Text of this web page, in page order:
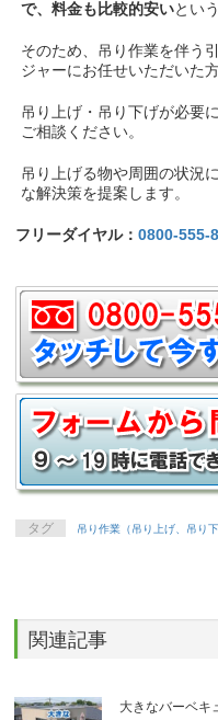
で、料金も比較的安いとい
そのため、吊り作業を伴う
ジャーにお任せいただいた
吊り上げ・吊り下げが必要
ご相談ください。
吊り上げる物や周囲の状況
な解決策を提案します。
フリーダイヤル：0800-555-
タグ 吊り作業（吊り上げ、吊り下
関連記事
大きなバーベキ